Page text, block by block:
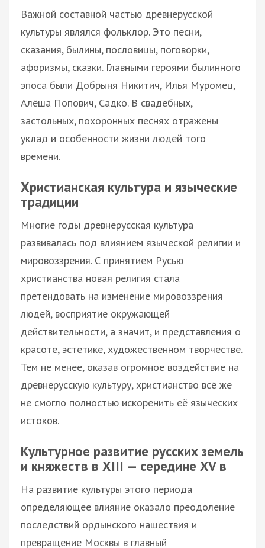
Важной составной частью древнерусской
культуры являлся фольклор. Это песни,
сказания, былины, пословицы, поговорки,
афоризмы, сказки. Главными героями былинного
эпоса были Добрыня Никитич, Илья Муромец,
Алёша Попович, Садко. В свадебных,
застольных, похоронных песнях отражены
уклад и особенности жизни людей того
времени.
Христианская культура и языческие
традиции
Многие годы древнерусская культура
развивалась под влиянием языческой религии и
мировоззрения. С принятием Русью
христианства новая религия стала
претендовать на изменение мировоззрения
людей, восприятие окружающей
действительности, а значит, и представления о
красоте, эстетике, художественном творчестве.
Тем не менее, оказав огромное воздействие на
древнерусскую культуру, христианство всё же
не смогло полностью искоренить её языческих
истоков.
Культурное развитие русских земель
и княжеств в XIIІ — середине XV в
На развитие культуры этого периода
определяющее влияние оказало преодоление
последствий ордынского нашествия и
превращение Москвы в главный